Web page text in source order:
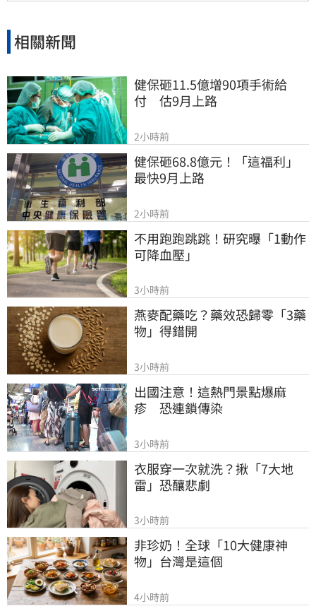
相關新聞
健保砸11.5億增90項手術給
付　估9月上路
2小時前
健保砸68.8億元！「這福利」
最快9月上路
2小時前
不用跑跑跳跳！研究曝「1動作
可降血壓」
3小時前
燕麥配藥吃？藥效恐歸零「3藥
物」得錯開
3小時前
出國注意！這熱門景點爆麻
疹　恐連鎖傳染
3小時前
衣服穿一次就洗？揪「7大地
雷」恐釀悲劇
3小時前
非珍奶！全球「10大健康神
物」台灣是這個
4小時前